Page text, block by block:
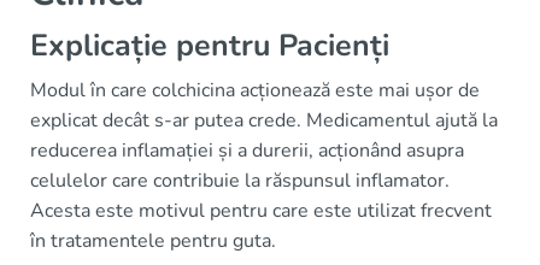
Explicație pentru Pacienți
Modul în care colchicina acționează este mai ușor de
explicat decât s-ar putea crede. Medicamentul ajută la
reducerea inflamației și a durerii, acționând asupra
celulelor care contribuie la răspunsul inflamator.
Acesta este motivul pentru care este utilizat frecvent
în tratamentele pentru guta.